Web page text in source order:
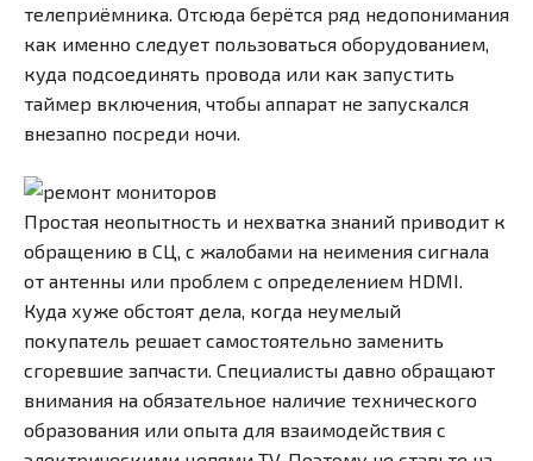
телеприёмника. Отсюда берётся ряд недопонимания
как именно следует пользоваться оборудованием,
куда подсоединять провода или как запустить
таймер включения, чтобы аппарат не запускался
внезапно посреди ночи.
Простая неопытность и нехватка знаний приводит к
обращению в СЦ, с жалобами на неимения сигнала
от антенны или проблем с определением HDMI.
Куда хуже обстоят дела, когда неумелый
покупатель решает самостоятельно заменить
сгоревшие запчасти. Специалисты давно обращают
внимания на обязательное наличие технического
образования или опыта для взаимодействия с